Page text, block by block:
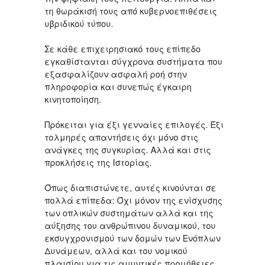
τη θωράκισή τους από κυβερνοεπιθέσεις
υβριδικού τύπου.
Σε κάθε επιχειρησιακό τους επίπεδο
εγκαθίστανται σύγχρονα συστήματα που
εξασφαλίζουν ασφαλή ροή στην
πληροφορία και συνεπώς έγκαιρη
κινητοποίηση.
Πρόκειται για έξι γενναίες επιλογές. Έξι
τολμηρές απαντήσεις όχι μόνο στις
ανάγκες της συγκυρίας. Αλλά και στις
προκλήσεις της Ιστορίας.
Όπως διαπιστώνετε, αυτές κινούνται σε
πολλά επίπεδα: Όχι μόνον της ενίσχυσης
των οπλικών συστημάτων αλλά και της
αύξησης του ανθρώπινου δυναμικού, του
εκσυγχρονισμού των δομών των Ενόπλων
Δυνάμεων, αλλά και του νομικού